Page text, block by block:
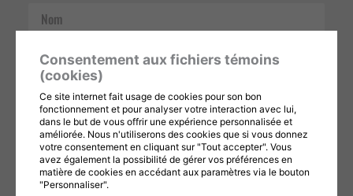
Nom
Téléphone
Message
Consentement aux fichiers témoins
(cookies)
Ce site internet fait usage de cookies pour son bon
fonctionnement et pour analyser votre interaction avec lui,
dans le but de vous offrir une expérience personnalisée et
améliorée. Nous n'utiliserons des cookies que si vous donnez
votre consentement en cliquant sur "Tout accepter". Vous
avez également la possibilité de gérer vos préférences en
matière de cookies en accédant aux paramètres via le bouton
"Personnaliser".